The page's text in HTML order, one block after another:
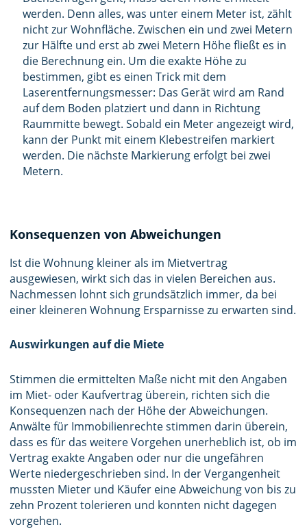
werden. Denn alles, was unter einem Meter ist, zählt
nicht zur Wohnfläche. Zwischen ein und zwei Metern
zur Hälfte und erst ab zwei Metern Höhe fließt es in
die Berechnung ein. Um die exakte Höhe zu
bestimmen, gibt es einen Trick mit dem
Laserentfernungsmesser: Das Gerät wird am Rand
auf dem Boden platziert und dann in Richtung
Raummitte bewegt. Sobald ein Meter angezeigt wird,
kann der Punkt mit einem Klebestreifen markiert
werden. Die nächste Markierung erfolgt bei zwei
Metern.
Konsequenzen von Abweichungen
Ist die Wohnung kleiner als im Mietvertrag
ausgewiesen, wirkt sich das in vielen Bereichen aus.
Nachmessen lohnt sich grundsätzlich immer, da bei
einer kleineren Wohnung Ersparnisse zu erwarten sind.
Auswirkungen auf die Miete
Stimmen die ermittelten Maße nicht mit den Angaben
im Miet- oder Kaufvertrag überein, richten sich die
Konsequenzen nach der Höhe der Abweichungen.
Anwälte für Immobilienrechte stimmen darin überein,
dass es für das weitere Vorgehen unerheblich ist, ob im
Vertrag exakte Angaben oder nur die ungefähren
Werte niedergeschrieben sind. In der Vergangenheit
mussten Mieter und Käufer eine Abweichung von bis zu
zehn Prozent tolerieren und konnten nicht dagegen
vorgehen.